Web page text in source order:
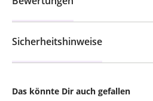
Das könnte Dir auch gefallen
Sicherheitshinweise